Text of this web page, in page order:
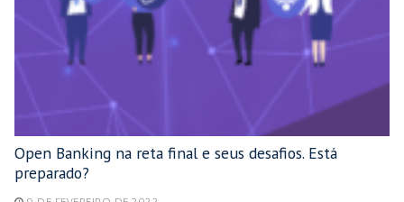
Open Banking na reta final e seus desafios. Está
preparado?